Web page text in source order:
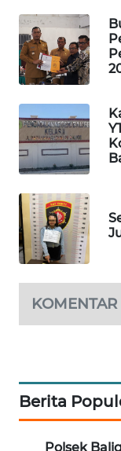
KOMENTAR
Berita
Polsek
NEWS
KRT
NEWS
KARING
NEWS
JURNAL
MARITIM
HUMBANG
NEWS
GARONGGANG
NEWS
ENERGI